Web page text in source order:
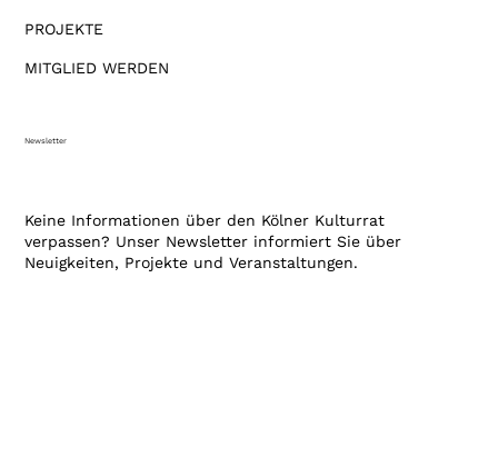
PROJEKTE
MITGLIED WERDEN
Newsletter
Keine Informationen über den Kölner Kulturrat
verpassen? Unser Newsletter informiert Sie über
Neuigkeiten, Projekte und Veranstaltungen.